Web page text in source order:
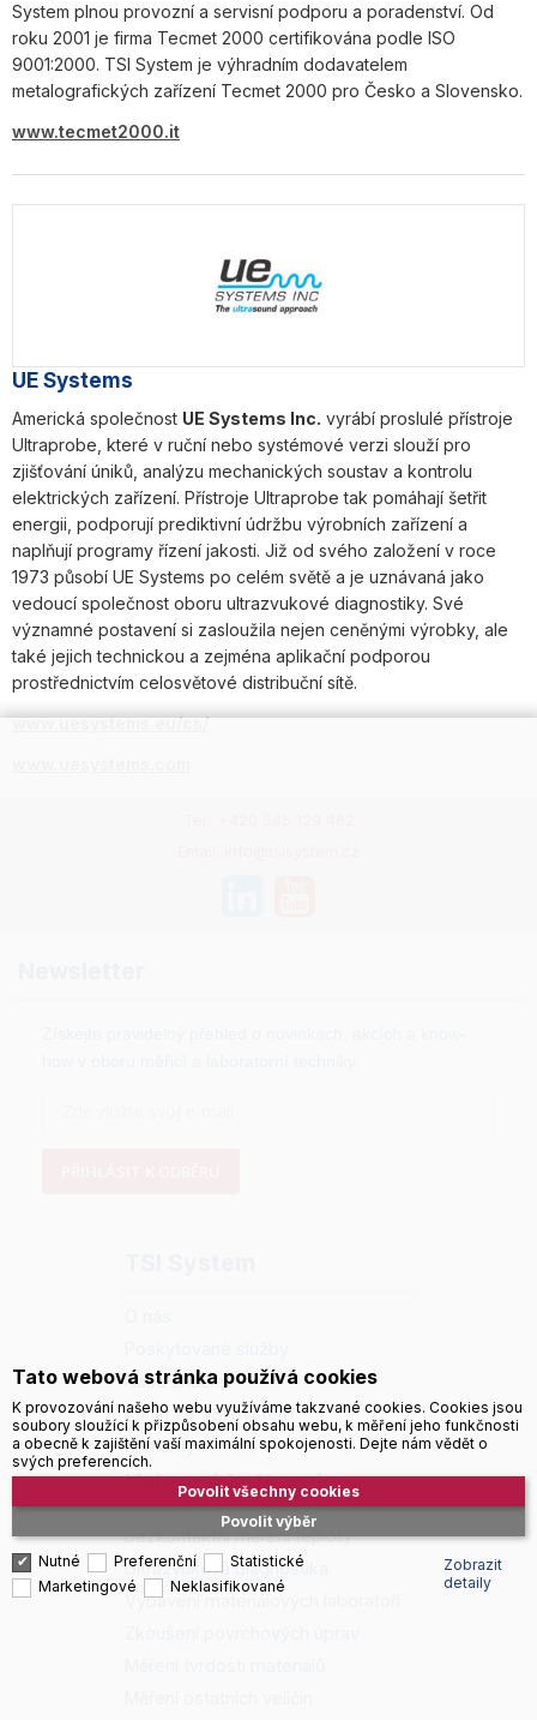
System plnou provozní a servisní podporu a poradenství. Od
roku 2001 je firma Tecmet 2000 certifikována podle ISO
9001:2000. TSI System je výhradním dodavatelem
metalografických zařízení Tecmet 2000 pro Česko a Slovensko.
www.tecmet2000.it
UE Systems
Americká společnost UE Systems Inc. vyrábí proslulé přístroje
Ultraprobe, které v ruční nebo systémové verzi slouží pro
zjišťování úniků, analýzu mechanických soustav a kontrolu
elektrických zařízení. Přístroje Ultraprobe tak pomáhají šetřit
energii, podporují prediktivní údržbu výrobních zařízení a
naplňují programy řízení jakosti. Již od svého založení v roce
1973 působí UE Systems po celém světě a je uznávaná jako
vedoucí společnost oboru ultrazvukové diagnostiky. Své
významné postavení si zasloužila nejen ceněnými výrobky, ale
také jejich technickou a zejména aplikační podporou
prostřednictvím celosvětové distribuční sítě.
www.uesystems.eu/cs/
Naše značky
Kariéra v TSI System
Kontakty
Vybrané kategorie
Bezkontaktní měření teploty
Ultrazvuková diagnostika
Vybavení materiálových laboratoří
Tato webová stránka používá cookies
K provozování našeho webu využíváme takzvané cookies. Cookies jsou
soubory sloužící k přizpůsobení obsahu webu, k měření jeho funkčnosti
a obecně k zajištění vaší maximální spokojenosti. Dejte nám vědět o
svých preferencích.
Povolit výběr
Povolit všechny cookies
Nutné Preferenční
Statistické
Marketingové
Neklasifikované
Zobrazit
detaily